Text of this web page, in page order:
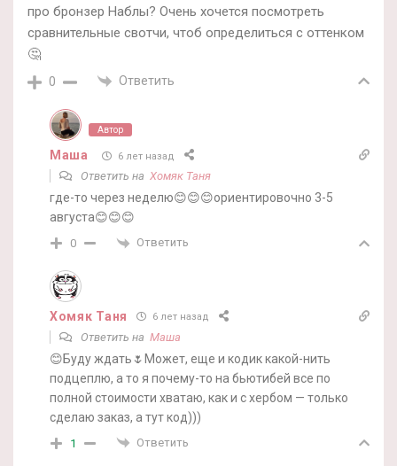
про бронзер Наблы? Очень хочется посмотреть
сравнительные свотчи, чтоб определиться с оттенком
🤔
0 Ответить
Автор
Маша 6 лет назад
Ответить на Хомяк Таня
где-то через неделю😊😊😊ориентировочно 3-5
августа😊😊😊
0 Ответить
Хомяк Таня 6 лет назад
Ответить на Маша
😊Буду ждать🌷Может, еще и кодик какой-нить
подцеплю, а то я почему-то на бьютибей все по
полной стоимости хватаю, как и с хербом — только
сделаю заказ, а тут код)))
1 Ответить